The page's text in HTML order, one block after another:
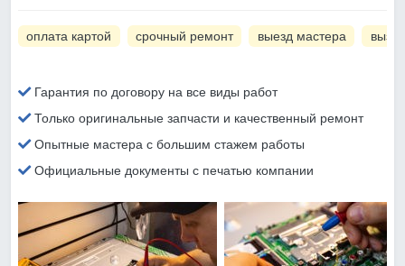
оплата картой срочный ремонт выезд мастера
Гарантия по договору на все виды работ
Только оригинальные запчасти и качественный ремонт
Опытные мастера с большим стажем работы
Официальные документы с печатью компании